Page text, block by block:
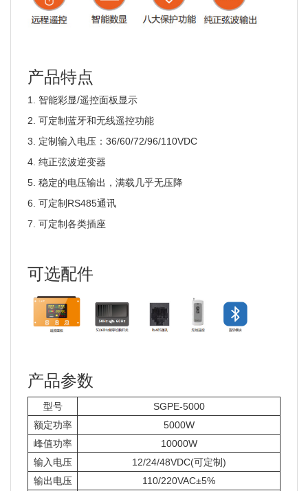
产品特点
1. 智能彩显/遥控面板显示
2. 可定制蓝牙和无线遥控功能
3. 定制输入电压：36/60/72/96/110VDC
4. 纯正弦波逆变器
5. 稳定的电压输出，满载几乎无压降
6. 可定制RS485通讯
7. 可定制各类插座
可选配件
产品参数
型号
SGPE-5000
额定功率
5000W
峰值功率
10000W
输入电压
12/24/48VDC(可定制)
输出电压
110/220VAC±5%